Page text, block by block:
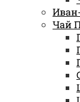
Чай